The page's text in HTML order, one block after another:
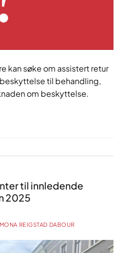
kan søke om assistert retur
til behandling,
om beskyttelse.
til innledende
2025
MONA REIGSTAD DABOUR